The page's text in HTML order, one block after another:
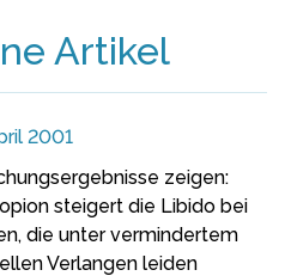
Artikel
2001
zeigen:
steigert die Libido bei
die unter vermindertem
Verlangen leiden